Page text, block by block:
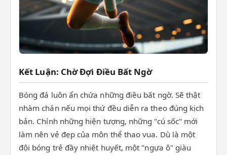
Kết Luận: Chờ Đợi Điều Bất Ngờ
Bóng đá luôn ẩn chứa những điều bất ngờ. Sẽ thật
nhàm chán nếu mọi thứ đều diễn ra theo đúng kịch
bản. Chính những hiện tượng, những "cú sốc" mới
làm nên vẻ đẹp của môn thể thao vua. Dù là một
đội bóng trẻ đầy nhiệt huyết, một "ngựa ô" giàu